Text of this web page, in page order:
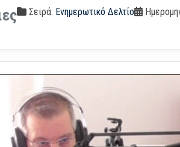
Σειρά: Ενημερωτικό Δελτίο